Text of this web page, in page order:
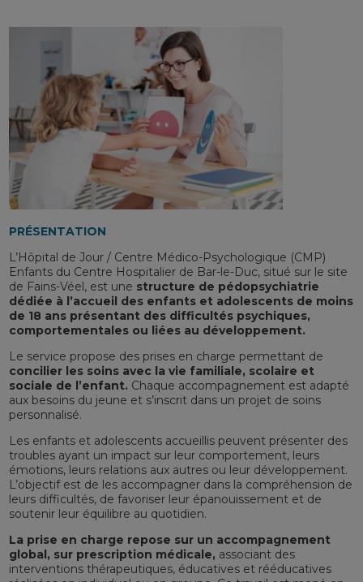
PRÉSENTATION
L’Hôpital de Jour / Centre Médico-Psychologique (CMP)
Enfants du Centre Hospitalier de Bar-le-Duc, situé sur le site
de Fains-Véel, est une structure de pédopsychiatrie
dédiée à l’accueil des enfants et adolescents de moins
de 18 ans présentant des difficultés psychiques,
comportementales ou liées au développement.
Le service propose des prises en charge permettant de
concilier les soins avec la vie familiale, scolaire et
sociale de l’enfant. Chaque accompagnement est adapté
aux besoins du jeune et s’inscrit dans un projet de soins
personnalisé.
Les enfants et adolescents accueillis peuvent présenter des
troubles ayant un impact sur leur comportement, leurs
émotions, leurs relations aux autres ou leur développement.
L’objectif est de les accompagner dans la compréhension de
leurs difficultés, de favoriser leur épanouissement et de
soutenir leur équilibre au quotidien.
La prise en charge repose sur un accompagnement
global, sur prescription médicale, associant des
interventions thérapeutiques, éducatives et rééducatives